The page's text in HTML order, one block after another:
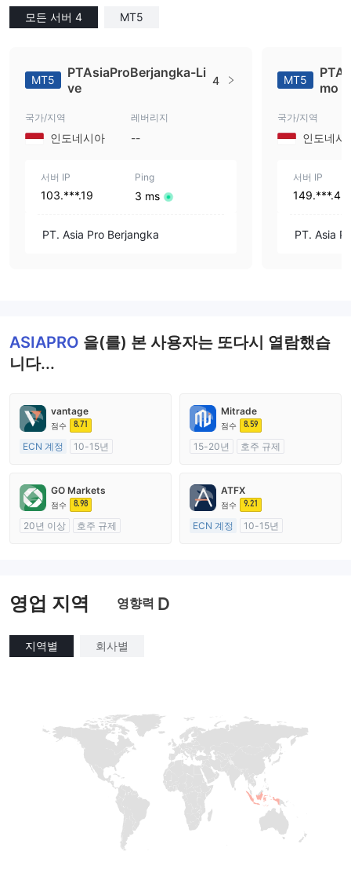
모든 서버 4 MT5
MT5
PTAsiaProBerjangka-Li
ve
4
국가/지역
인도네시아
레버리지
--
서버 IP
103.***.19
Ping
3 ms
PT. Asia Pro Berjangka
MT5
mo
국가/지역
인도네시
서버 IP
149.***.45
PT. Asia
ASIAPRO 을(를) 본 사용자는 또다시 열람했습
니다...
vantage
점수 8.71
ECN 계정
10-15년
외환 거래 라이선스 (MM)
마스터 레이블 MT4
Mitrade
점수 8.59
15-20년
호주 규제
자체 연구개발
GO Markets
점수 8.98
20년 이상
호주 규제
ATFX
점수 9.21
ECN 계정
10-15년
영업 지역 영향력 D
지역별 회사별